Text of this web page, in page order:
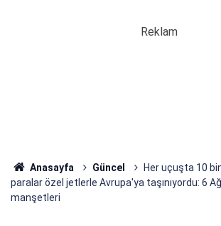
Anasayfa Güncel
Her uçuşta 10
paralar özel jetlerle Avrupa'ya taşınıyordu: 6
manşetleri